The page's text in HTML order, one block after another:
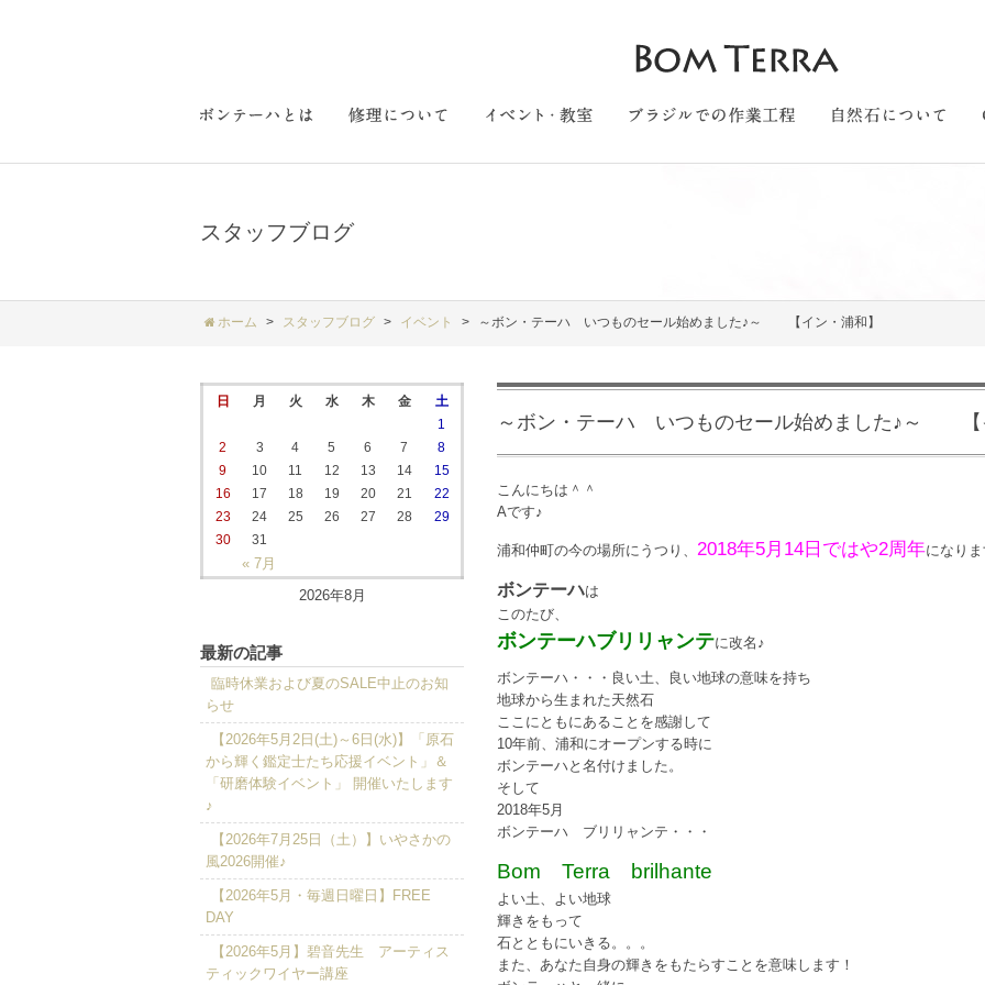
スタッフブログ
ホーム スタッフブログ イベント ～ボン・テーハ いつものセール始めました♪～ 【イン・浦和】
～ボン・テーハ いつものセール始めました♪～ 【
こんにちは＾＾
Aです♪
浦和仲町の今の場所にうつり、 2018年5月14日ではや2周年になり
ボンテーハは
このたび、
ボンテーハブリリャンテに改名♪
ボンテーハ・・・良い土、良い地球の意味を持ち
地球から生まれた天然石
ここにともにあることを感謝して
10年前、浦和にオープンする時に
ボンテーハと名付けました。
そして
2018年5月
ボンテーハ ブリリャンテ・・・
Bom Terra brilhante
よい土、よい地球
輝きをもって
石とともにいきる。。。
また、あなた自身の輝きをもたらすことを意味します！
2026年8月
日 月 火 水 木 金 土
« 7月
1
2
3 4 5 6 7
8
9
10 11 12 13 14
15
16
17 18 19 20 21
22
23
24 25 26 27 28
29
30
31
最新の記事
臨時休業および夏のSALE中止のお知
らせ
【2026年5月2日(土)～6日(水)】「原石
から輝く鑑定士たち応援イベント」＆
「研磨体験イベント」 開催いたします
♪
【2026年7月25日（土）】いやさかの
風2026開催♪
【2026年5月・毎週日曜日】FREE
DAY
【2026年5月】碧音先生 アーティス
ティックワイヤー講座